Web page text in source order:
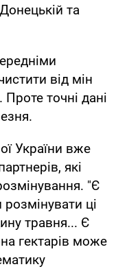
та
від мін
точні дані
України вже
які
"Є
ці
травня... Є
гектарів може